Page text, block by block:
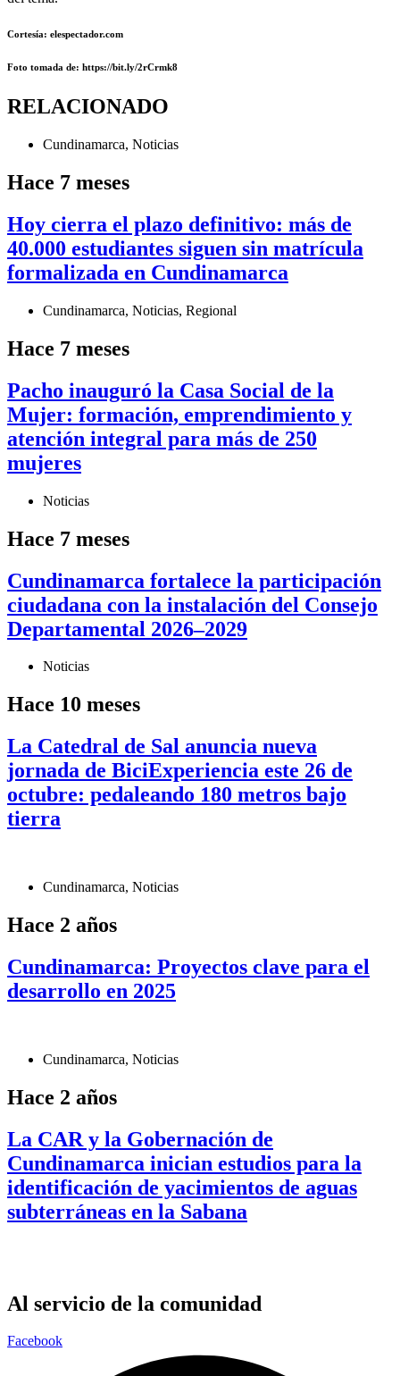
Cortesía: elespectador.com
Foto tomada de: https://bit.ly/2rCrmk8
RELACIONADO
Cundinamarca, Noticias
Hace 7 meses
Hoy cierra el plazo definitivo: más de
40.000 estudiantes siguen sin matrícula
formalizada en Cundinamarca
Cundinamarca, Noticias, Regional
Hace 7 meses
Pacho inauguró la Casa Social de la
Mujer: formación, emprendimiento y
atención integral para más de 250
mujeres
Noticias
Hace 7 meses
Cundinamarca fortalece la participación
ciudadana con la instalación del Consejo
Departamental 2026–2029
Noticias
Hace 10 meses
La Catedral de Sal anuncia nueva
jornada de BiciExperiencia este 26 de
octubre: pedaleando 180 metros bajo
tierra
Cundinamarca, Noticias
Hace 2 años
Cundinamarca: Proyectos clave para el
desarrollo en 2025
Cundinamarca, Noticias
Hace 2 años
La CAR y la Gobernación de
Cundinamarca inician estudios para la
identificación de yacimientos de aguas
subterráneas en la Sabana
Al servicio de la comunidad
Facebook